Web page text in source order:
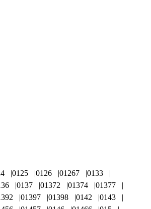
0125 0126 01267
0133
0137 01372 01374
01377
01397 01398 0142
0143